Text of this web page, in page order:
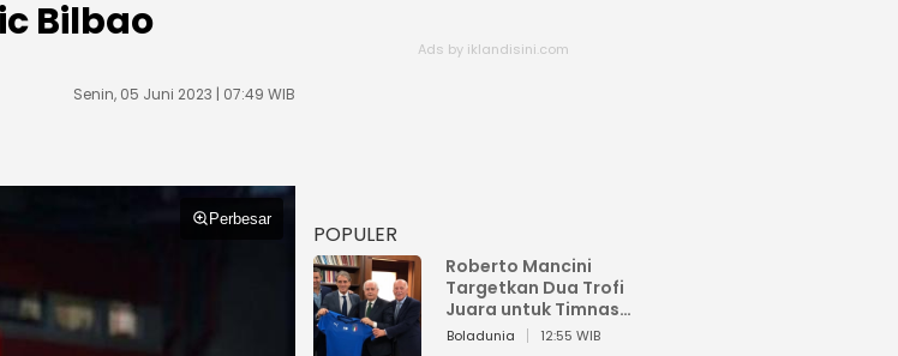
Bilbao
Senin, 05 Juni 2023 | 07:49 WIB
Perbesar
POPULER
Roberto Mancini
Targetkan Dua Trofi
Juara untuk Timnas
Italia
Boladunia 12:55 WIB